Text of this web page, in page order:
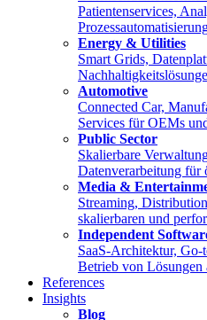
Patientenservices,
Energy & Utilities
Smart Grids,
Automotive
Connected Car,
Services für OEMs
Public Sector
Skalierbare
Datenverarbeitung für
Media &
Streaming,
skalierbaren und
Independent
SaaS-Architektur,
Betrieb von Lösungen
References
Insights
Blog